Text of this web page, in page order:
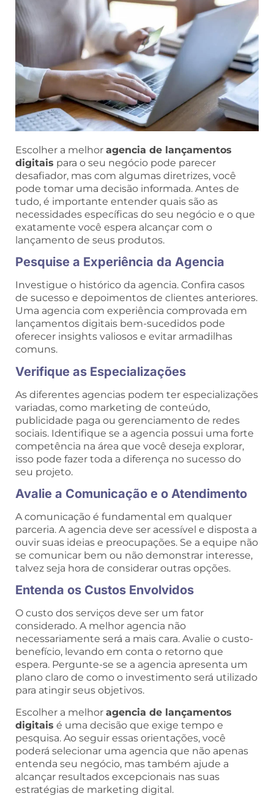
Escolher a melhor agencia de lançamentos
digitais para o seu negócio pode parecer
desafiador, mas com algumas diretrizes, você
pode tomar uma decisão informada. Antes de
tudo, é importante entender quais são as
necessidades específicas do seu negócio e o que
exatamente você espera alcançar com o
lançamento de seus produtos.
Pesquise a Experiência da Agencia
Investigue o histórico da agencia. Confira casos
de sucesso e depoimentos de clientes anteriores.
Uma agencia com experiência comprovada em
lançamentos digitais bem-sucedidos pode
oferecer insights valiosos e evitar armadilhas
comuns.
Verifique as Especializações
As diferentes agencias podem ter especializações
variadas, como marketing de conteúdo,
publicidade paga ou gerenciamento de redes
sociais. Identifique se a agencia possui uma forte
competência na área que você deseja explorar,
isso pode fazer toda a diferença no sucesso do
seu projeto.
Avalie a Comunicação e o Atendimento
A comunicação é fundamental em qualquer
parceria. A agencia deve ser acessível e disposta a
ouvir suas ideias e preocupações. Se a equipe não
se comunicar bem ou não demonstrar interesse,
talvez seja hora de considerar outras opções.
Entenda os Custos Envolvidos
O custo dos serviços deve ser um fator
considerado. A melhor agencia não
necessariamente será a mais cara. Avalie o custo-
benefício, levando em conta o retorno que
espera. Pergunte-se se a agencia apresenta um
plano claro de como o investimento será utilizado
para atingir seus objetivos.
Escolher a melhor agencia de lançamentos
digitais é uma decisão que exige tempo e
pesquisa. Ao seguir essas orientações, você
poderá selecionar uma agencia que não apenas
entenda seu negócio, mas também ajude a
alcançar resultados excepcionais nas suas
estratégias de marketing digital.